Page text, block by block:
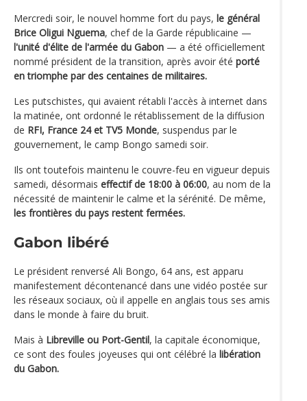
Mercredi soir, le nouvel homme fort du pays, le général
Brice Oligui Nguema, chef de la Garde républicaine —
l'unité d'élite de l'armée du Gabon — a été officiellement
nommé président de la transition, après avoir été porté
en triomphe par des centaines de militaires.
Les putschistes, qui avaient rétabli l'accès à internet dans
la matinée, ont ordonné le rétablissement de la diffusion
de RFI, France 24 et TV5 Monde, suspendus par le
gouvernement, le camp Bongo samedi soir.
Ils ont toutefois maintenu le couvre-feu en vigueur depuis
samedi, désormais effectif de 18:00 à 06:00, au nom de la
nécessité de maintenir le calme et la sérénité. De même,
les frontières du pays restent fermées.
Gabon libéré
Le président renversé Ali Bongo, 64 ans, est apparu
manifestement décontenancé dans une vidéo postée sur
les réseaux sociaux, où il appelle en anglais tous ses amis
dans le monde à faire du bruit.
Mais à Libreville ou Port-Gentil, la capitale économique,
ce sont des foules joyeuses qui ont célébré la libération
du Gabon.